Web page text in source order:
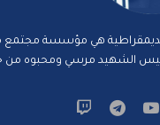
هي مؤسسة مجتمع
الشهيد مرسي ومحبوه من